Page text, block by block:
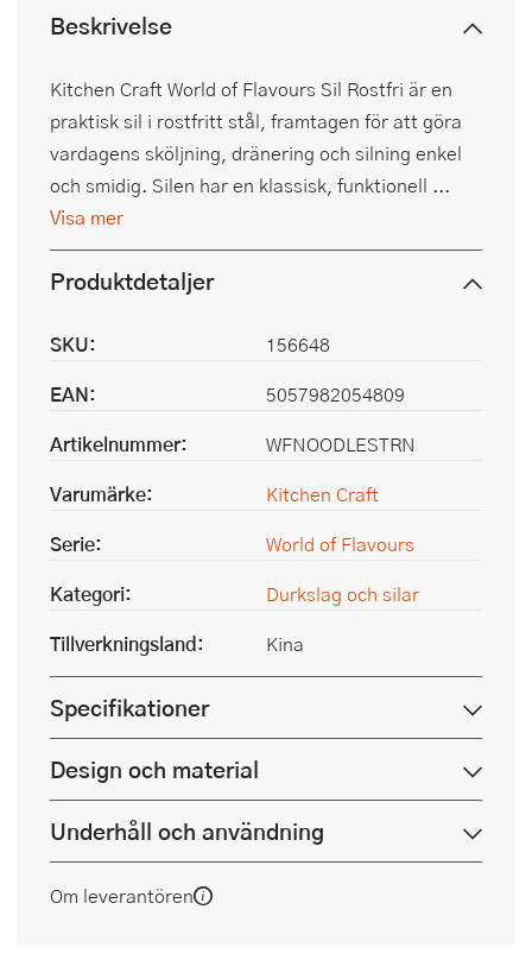
Beskrivelse
Kitchen Craft World of Flavours Sil Rostfri är en
praktisk sil i rostfritt stål, framtagen för att göra
vardagens sköljning, dränering och silning enkel
och smidig. Silen har en klassisk, funktionell ...
Visa mer
Produktdetaljer
SKU:
156648
EAN:
5057982054809
Artikelnummer:
WFNOODLESTRN
Varumärke:
Kitchen Craft
Serie:
World of Flavours
Kategori:
Durkslag och silar
Tillverkningsland:
Kina
Specifikationer
Design och material
Underhåll och användning
Om leverantören